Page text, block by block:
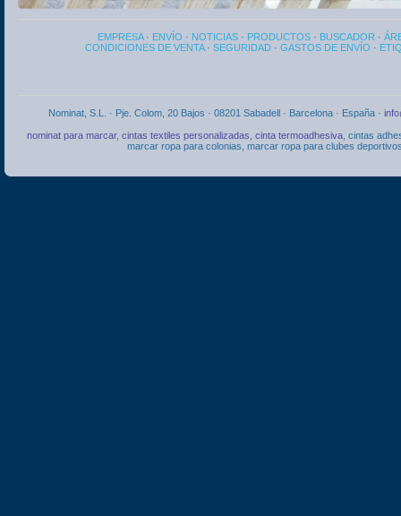
EMPRESA· ENVÍO · NOTICIAS · PRODUCTOS · BUSCADOR ·
CONDICIONES DE VENTA· SEGURIDAD· GASTOS DE ENVÍO ·
Nominat, S.L. · Pje. Colom, 20 Bajos · 08201 Sabadell · Barcelona · España ·
nominat para marcar, cintas textiles personalizadas cinta termoadhesiva , cintas
marcar ropa para colonias, marcar ropa para clubes